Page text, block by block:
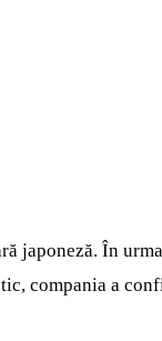
japoneză. În
compania a